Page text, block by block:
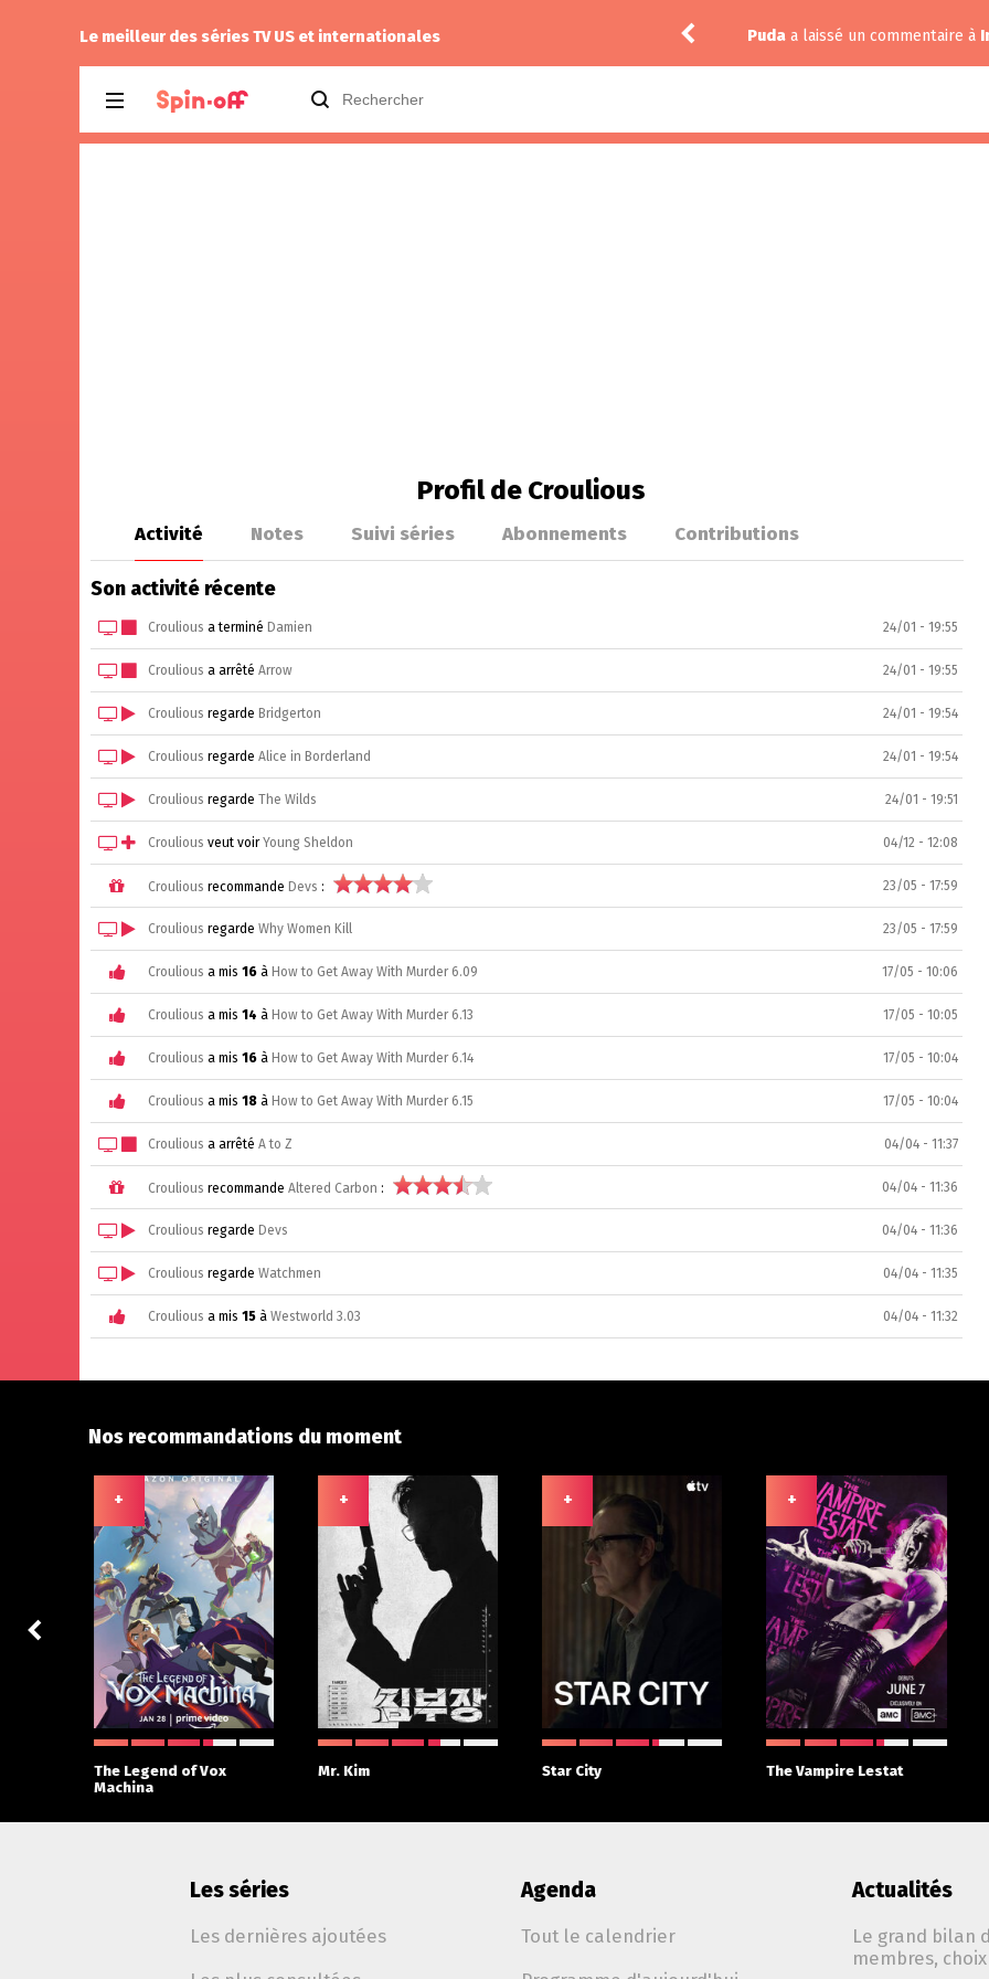
Le meilleur des séries TV US et internationales
Pudaa noté12àIndustry 4.07 Puda a laissé un commentaire à
Profil de Croulious
Activité Notes Suivi séries Abonnements Contributions
Son activité récente
Croulious a terminé Damien 24/01 - 19:55
Croulious a arrêté Arrow 24/01 - 19:55
Croulious regarde Bridgerton 24/01 - 19:54
Croulious regarde Alice in Borderland 24/01 - 19:54
Croulious regarde The Wilds 24/01 - 19:51
Croulious veut voirYoung Sheldon 04/12 - 12:08
Croulious recommande Devs : 23/05 - 17:59
Croulious regarde Why Women Kill 23/05 - 17:59
Croulious a mis 16 à How to Get Away With Murder 6.09 17/05 - 10:06
Croulious a mis 14 à How to Get Away With Murder 6.13 17/05 - 10:05
Croulious a mis 16 à How to Get Away With Murder 6.14 17/05 - 10:04
Croulious a mis 18 à How to Get Away With Murder 6.15 17/05 - 10:04
Croulious a arrêté A to Z 04/04 - 11:37
Croulious recommande Altered Carbon : 04/04 - 11:36
Croulious regarde Devs 04/04 - 11:36
Croulious regarde Watchmen 04/04 - 11:35
Croulious a mis 15 à Westworld 3.03 04/04 - 11:32
Nos recommandations du moment
+
The Legend of Vox
Machina
+
Mr. Kim
+
Star City
+
The Vampire Lestat
Les séries
Les dernières ajoutées
Agenda
Tout le calendrier
Actualités
Le grand bilan
membres,